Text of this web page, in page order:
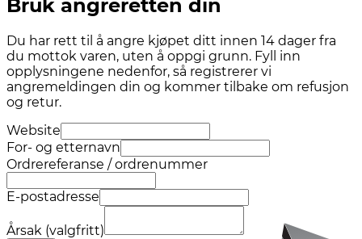
Bruk angreretten din
Du har rett til å angre kjøpet ditt innen 14 dager fra
du mottok varen, uten å oppgi grunn. Fyll inn
opplysningene nedenfor, så registrerer vi
angremeldingen din og kommer tilbake om refusjon
og retur.
Website
For- og etternavn
Ordrereferanse / ordrenummer
E-postadresse
Årsak (valgfritt)